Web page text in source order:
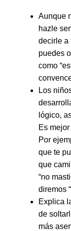
Aunque
hazle
decirle a
puedes
como
Los
lógico,
Es
Por
que te
que
“no
diremos
Explica
de
más